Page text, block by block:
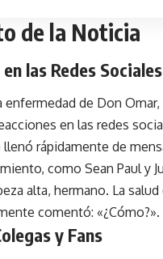
de la Noticia
las Redes Sociales
enfermedad de Don
en las redes
rápidamente de
como Sean Paul y
alta, hermano. La
comentó: «¿Cómo?».
y Fans